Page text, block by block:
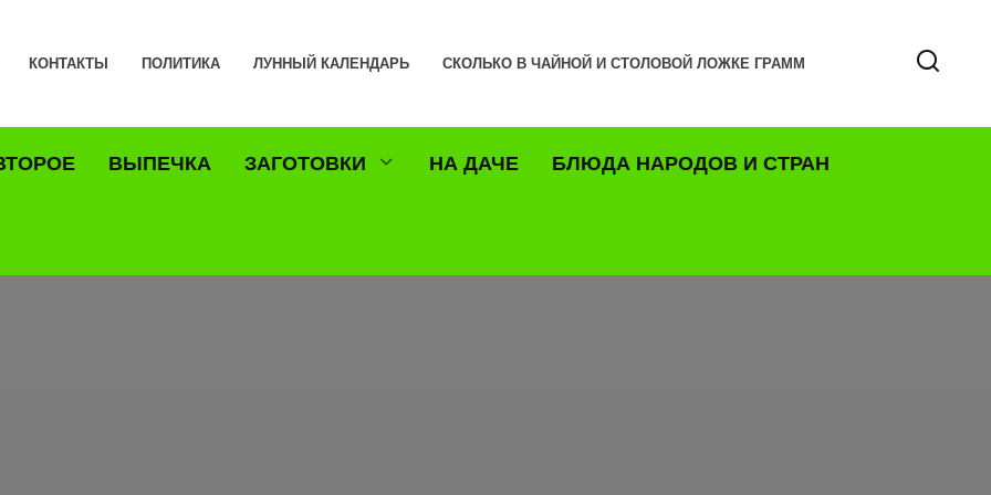
КОНТАКТЫ ПОЛИТИКА ЛУННЫЙ КАЛЕНДАРЬ СКОЛЬКО В ЧАЙНОЙ И СТОЛОВОЙ ЛОЖКЕ ГРАММ
ВЫПЕЧКА ЗАГОТОВКИ НА ДАЧЕ БЛЮДА НАРОДОВ И СТРАН